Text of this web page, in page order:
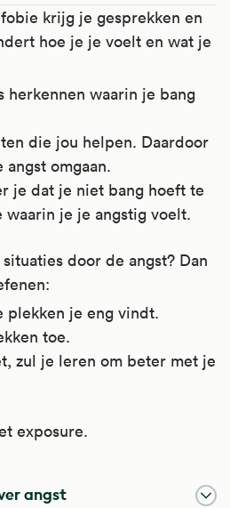
krijg je gesprekken en
hoe je je voelt en wat je
herkennen waarin je bang
die jou helpen. Daardoor
omgaan.
je dat je niet bang hoeft te
je je angstig voelt.
door de angst? Dan
plekken je eng vindt.
toe.
zul je leren om beter met je
exposure.
angst